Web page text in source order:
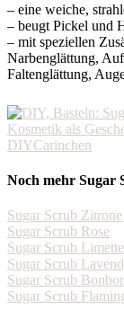
– eine weiche,
– beugt Pickel und
– mit speziellen
Narbenglättung,
Faltenglättung,
Noch mehr Sugar
Sugar Scrub Zitrone
Sugar Scrub Rose
Sugar Scrub Limette
Sugar Scrub
Sugar Scrub
Sugar Scrub